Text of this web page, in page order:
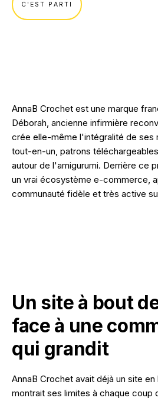
Stratégie digitale
NOS
C'EST PARTI
AnnaB Crochet est une marque
Déborah, ancienne infirmière
crée elle-même l'intégralité de ses
tout-en-un, patrons
autour de l'amigurumi. Derrière ce
un vrai écosystème e-commerce,
communauté fidèle et très active
Un site à bout
face à une
qui grandit
AnnaB Crochet avait déjà un site
montrait ses limites à chaque coup